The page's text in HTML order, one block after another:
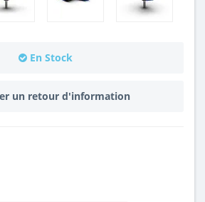
En Stock
un retour d'information